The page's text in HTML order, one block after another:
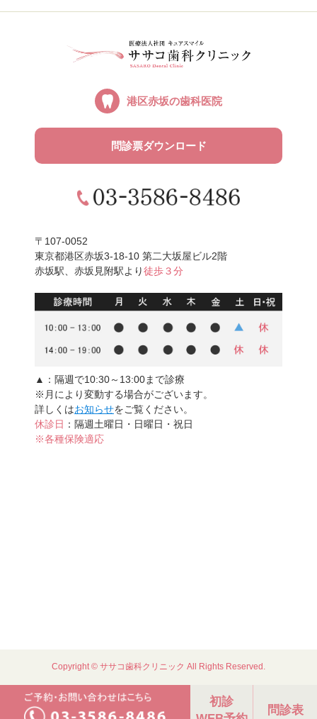
港区赤坂の歯科医院
問診票ダウンロード
〒107-0052
東京都港区赤坂3-18-10 第二大坂屋ビル2階
赤坂駅、赤坂見附駅より徒歩３分
▲ ：隔週で10:30～13:00まで診療
※月により変動する場合がございます。
詳しくはお知らせをご覧ください。
休診日 ：隔週土曜日・日曜日・祝日
※各種保険適応
Copyright © ササコ歯科クリニック All Rights Reserved.
初診
問診表